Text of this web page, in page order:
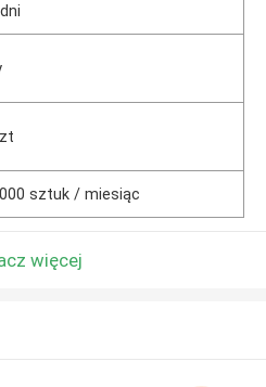
sztuk / miesiąc
więcej